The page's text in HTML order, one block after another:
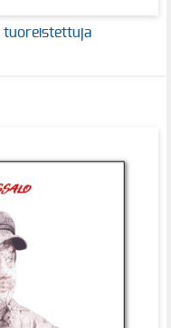
tuoreistettuja